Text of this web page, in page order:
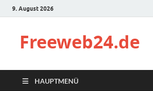
9. August 2026
Freeweb24.de
HAUPTMENÜ